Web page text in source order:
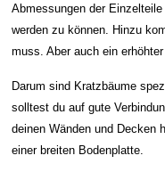
Abmessungen der
werden zu können. Hinzu
muss. Aber auch ein
Darum sind Kratzbäume
solltest du auf gute
deinen Wänden und Decken
einer breiten Bodenplatte.